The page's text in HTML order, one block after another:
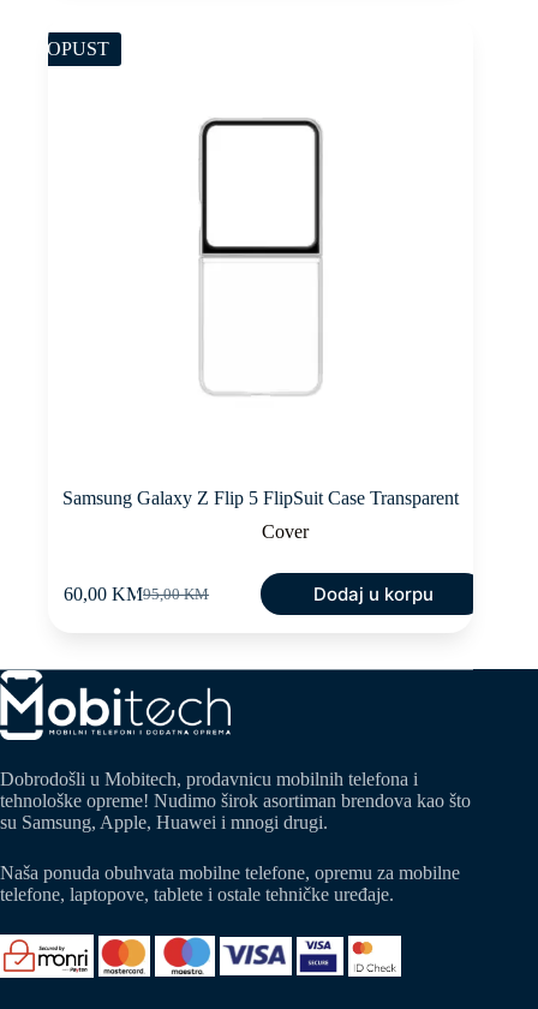
POPUST
Samsung Galaxy Z Flip 5 FlipSuit Case Transparent
Cover
95,00KM
Original
95,00 KM.
60,00KMCurrent
60,00 KM.
Dodaj u korpu
Dobrodošli u Mobitech, prodavnicu mobilnih telefona i
tehnološke opreme! Nudimo širok asortiman brendova kao što
su Samsung, Apple, Huawei i mnogi drugi.
Naša ponuda obuhvata mobilne telefone, opremu za mobilne
telefone, laptopove, tablete i ostale tehničke uređaje.